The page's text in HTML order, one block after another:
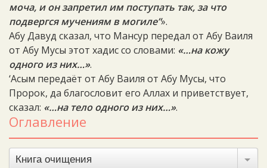
моча, и он запретил им поступать так, за что
подвергся мучениям в могиле”».
Абу Давуд сказал, что Мансур передал от Абу Ваиля
от Абу Мусы этот хадис со словами: «…на кожу
одного из них…».
‘Асым передаёт от Абу Ваиля от Абу Мусы, что
Пророк, да благословит его Аллах и приветствует,
сказал: «…на тело одного из них…».
Оглавление
Книга очищения